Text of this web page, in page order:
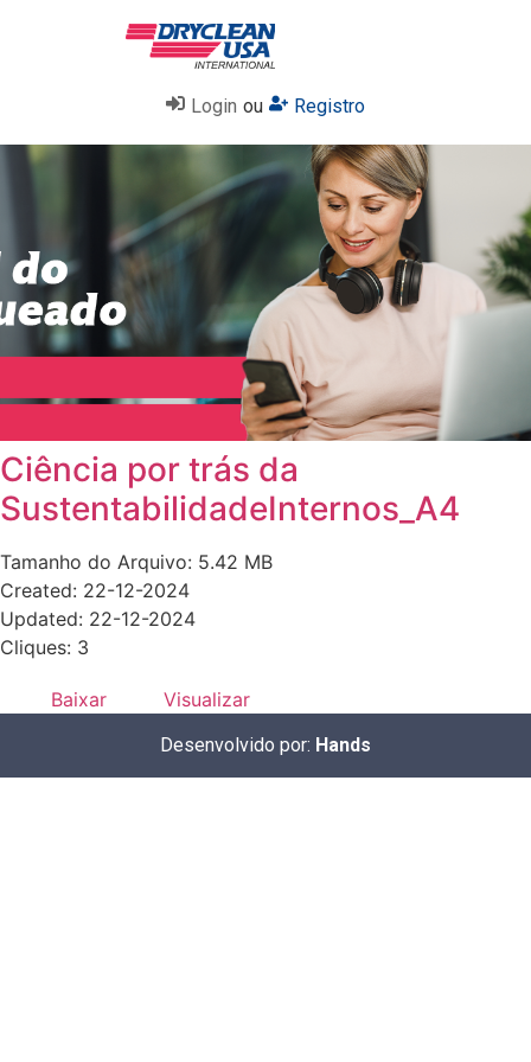
Login ou Registro
Ciência por trás da
SustentabilidadeInternos_A4
Tamanho do Arquivo: 5.42 MB
Created: 22-12-2024
Updated: 22-12-2024
Cliques: 3
Baixar Visualizar
Desenvolvido por: Hands